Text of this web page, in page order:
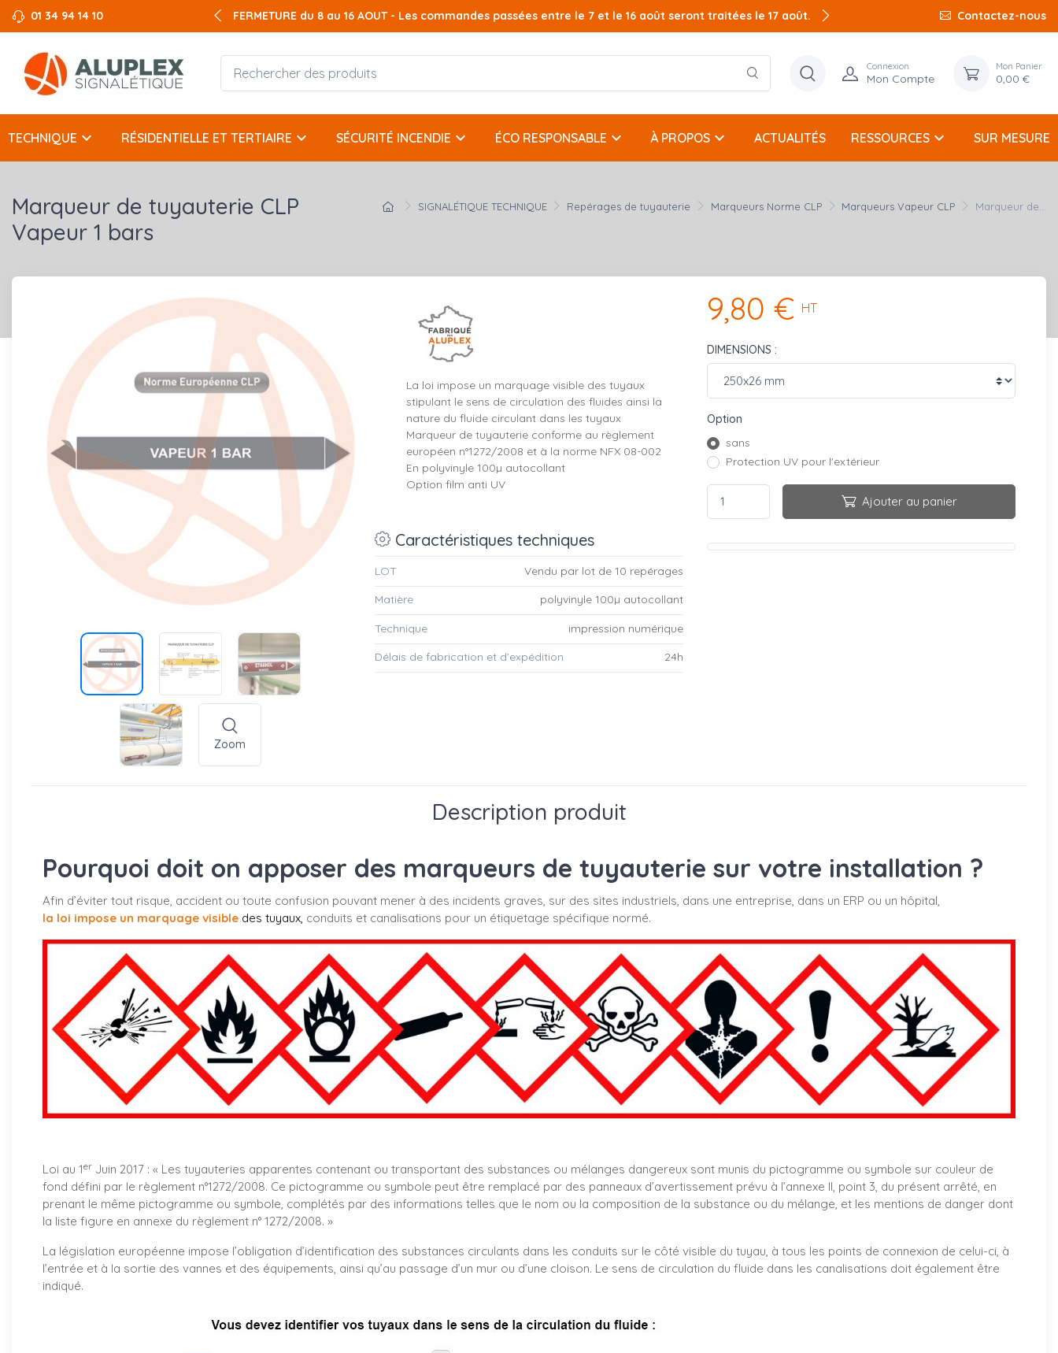
01 34 94 14 10 FERMETURE du 8 au 16 AOUT - Les commandes passées entre le 7 et le 16 août seront traitées le 17 août. Contactez-nous
Connexion
Mon Compte
Mon Panier
0,00 €
TECHNIQUE keyboard_arrow_down RÉSIDENTIELLE ET TERTIAIRE keyboard_arrow_down SÉCURITÉ INCENDIE keyboard_arrow_down ÉCO RESPONSABLE keyboard_arrow_down À PROPOS keyboard_arrow_down ACTUALITÉS RESSOURCES keyboard_arrow_down SUR MESURE
SIGNALÉTIQUE TECHNIQUE Repérages de tuyauterie Marqueurs Norme CLP Marqueurs Vapeur CLP Marqueur de...
Marqueur de tuyauterie CLP
Vapeur 1 bars
Zoom
La loi impose un marquage visible des tuyaux
stipulant le sens de circulation des fluides ainsi la
nature du fluide circulant dans les tuyaux
Marqueur de tuyauterie conforme au règlement
européen n°1272/2008 et à la norme NFX 08-002
En polyvinyle 100µ autocollant
Option film anti UV
Caractéristiques techniques
LOT Vendu par lot de 10 repérages
Matière polyvinyle 100µ autocollant
Technique impression numérique
Délais de fabrication et d’expédition 24h
9,80 € HT
DIMENSIONS :
Option
sans
Protection UV pour l'extérieur
Ajouter au panier
Description produit
Pourquoi doit on apposer des marqueurs de tuyauterie sur votre installation ?
Afin d’éviter tout risque, accident ou toute confusion pouvant mener à des incidents graves, sur des sites industriels, dans une entreprise, dans un ERP ou un hôpital,
la loi impose un marquage visible des tuyaux, conduits et canalisations pour un étiquetage spécifique normé.
Loi au 1er Juin 2017 : « Les tuyauteries apparentes contenant ou transportant des substances ou mélanges dangereux sont munis du pictogramme ou symbole sur couleur de
fond défini par le règlement n°1272/2008. Ce pictogramme ou symbole peut être remplacé par des panneaux d’avertissement prévu à l’annexe II, point 3, du présent arrêté, en
prenant le même pictogramme ou symbole, complétés par des informations telles que le nom ou la composition de la substance ou du mélange, et les mentions de danger dont
la liste figure en annexe du règlement n° 1272/2008. »
La législation européenne impose l’obligation d’identification des substances circulants dans les conduits sur le côté visible du tuyau, à tous les points de connexion de celui-ci, à
l’entrée et à la sortie des vannes et des équipements, ainsi qu’au passage d’un mur ou d’une cloison. Le sens de circulation du fluide dans les canalisations doit également être
indiqué.